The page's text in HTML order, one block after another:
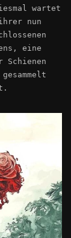
wartet
nun
eine
Schienen